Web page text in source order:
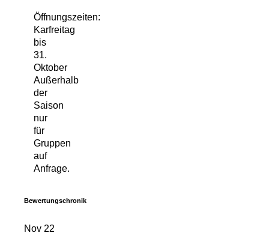
Öffnungszeiten:
Karfreitag
bis
31.
Oktober
Außerhalb
der
Saison
nur
für
Gruppen
auf
Anfrage.
Bewertungschronik
Nov 22